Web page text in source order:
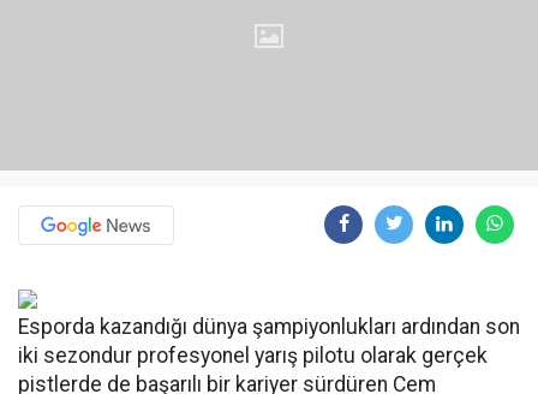
Esporda kazandığı dünya şampiyonlukları ardından son
iki sezondur profesyonel yarış pilotu olarak gerçek
pistlerde de başarılı bir kariyer sürdüren Cem